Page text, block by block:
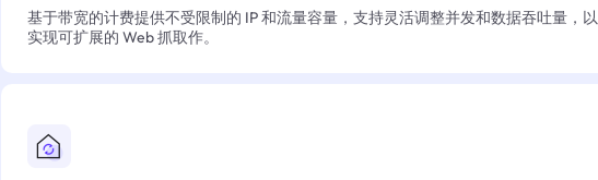
基于带宽的计费提供不受限制的 IP 和流量容量，支持灵活调整并发和数据吞吐量，以
实现可扩展的 Web 抓取作。